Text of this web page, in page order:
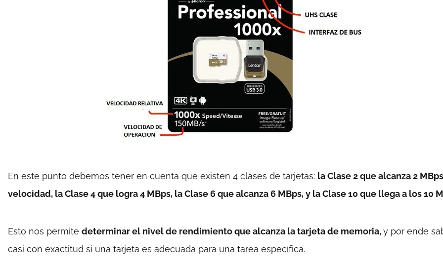
En este punto debemos tener en cuenta que existen 4 clases de tarjetas: la Clase 2 que alcanza 2
velocidad, la Clase 4 que logra 4 MBps, la Clase 6 que alcanza 6 MBps, y la Clase 10 que llega a los 10
Esto nos permite determinar el nivel de rendimiento que alcanza la tarjeta de memoria,y por ende
casi con exactitud si una tarjeta es adecuada para una tarea específica.